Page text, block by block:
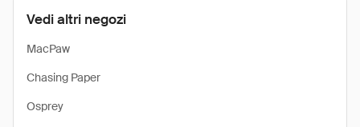
Vedi altri negozi
MacPaw
Chasing Paper
Osprey